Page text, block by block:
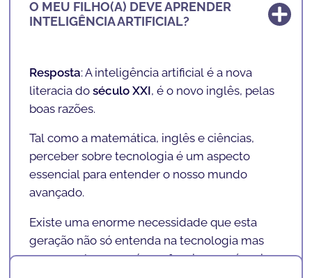
É também nossa visão e missão permitir
fatores culturais,socio-económicose de
género, tenham acesso à nova literacia de
futuro.
Acreditamos que aprender a programar é tão
importante como aaprendizagem de uma
segunda língua, como oinglês.
O MEU FILHO(A) DEVE APRENDER
INTELIGÊNCIA ARTIFICIAL?
Resposta: A inteligência artificial é a nova
literacia doséculo XXI, é o novo inglês, pelas
boas razões.
Tal como a matemática, inglês e ciências,
perceber sobre tecnologia é um aspecto
essencial para entender o nosso mundo
avançado.
Existe uma enorme necessidade que esta
geração não só entenda na tecnologia mas
que perceba como é que funciona e vá mais